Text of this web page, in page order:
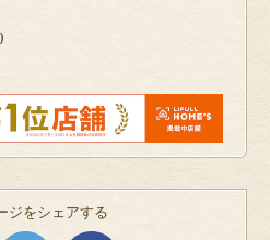
ジをシェアする